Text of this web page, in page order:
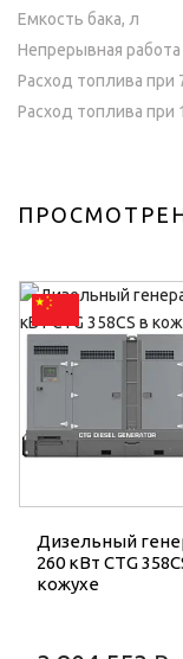
Емкость бака, л
Непрерывная работа
Расход топлива при
Расход топлива при
Дизельный
260 кВт CTG
кожухе